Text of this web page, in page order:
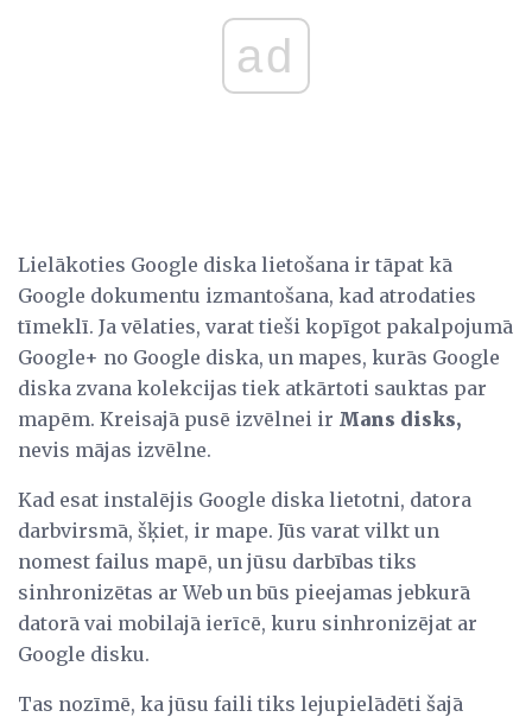
ad
Lielākoties Google diska lietošana ir tāpat kā
Google dokumentu izmantošana, kad atrodaties
tīmeklī. Ja vēlaties, varat tieši kopīgot pakalpojumā
Google+ no Google diska, un mapes, kurās Google
diska zvana kolekcijas tiek atkārtoti sauktas par
mapēm. Kreisajā pusē izvēlnei ir Mans disks,
nevis mājas izvēlne.
Kad esat instalējis Google diska lietotni, datora
darbvirsmā, šķiet, ir mape. Jūs varat vilkt un
nomest failus mapē, un jūsu darbības tiks
sinhronizētas ar Web un būs pieejamas jebkurā
datorā vai mobilajā ierīcē, kuru sinhronizējat ar
Google disku.
Tas nozīmē, ka jūsu faili tiks lejupielādēti šajā